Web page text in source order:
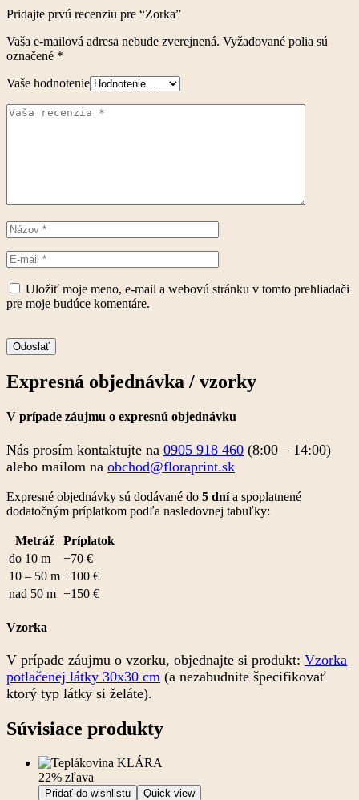
Pridajte prvú recenziu pre “Zorka”
Vaša e-mailová adresa nebude zverejnená. Vyžadované polia sú
označené *
Vaše hodnotenie
Uložiť moje meno, e-mail a webovú stránku v tomto prehliadači
pre moje budúce komentáre.
Odoslať
Expresná objednávka / vzorky
V prípade záujmu o expresnú objednávku
Nás prosím kontaktujte na 0905 918 460 (8:00 – 14:00)
alebo mailom na obchod@floraprint.sk
Expresné objednávky sú dodávané do 5 dnía spoplatnené
dodatočným príplatkom podľa nasledovnej tabuľky:
Metráž
Príplatok
do 10 m
+70 €
10 – 50 m +100 €
nad 50 m +150 €
Vzorka
V prípade záujmu o vzorku, objednajte si produkt: Vzorka
potlačenej látky 30x30 cm (a nezabudnite špecifikovať
ktorý typ látky si želáte).
Súvisiace produkty
22% zľava
Pridať do wishlistu Quick view